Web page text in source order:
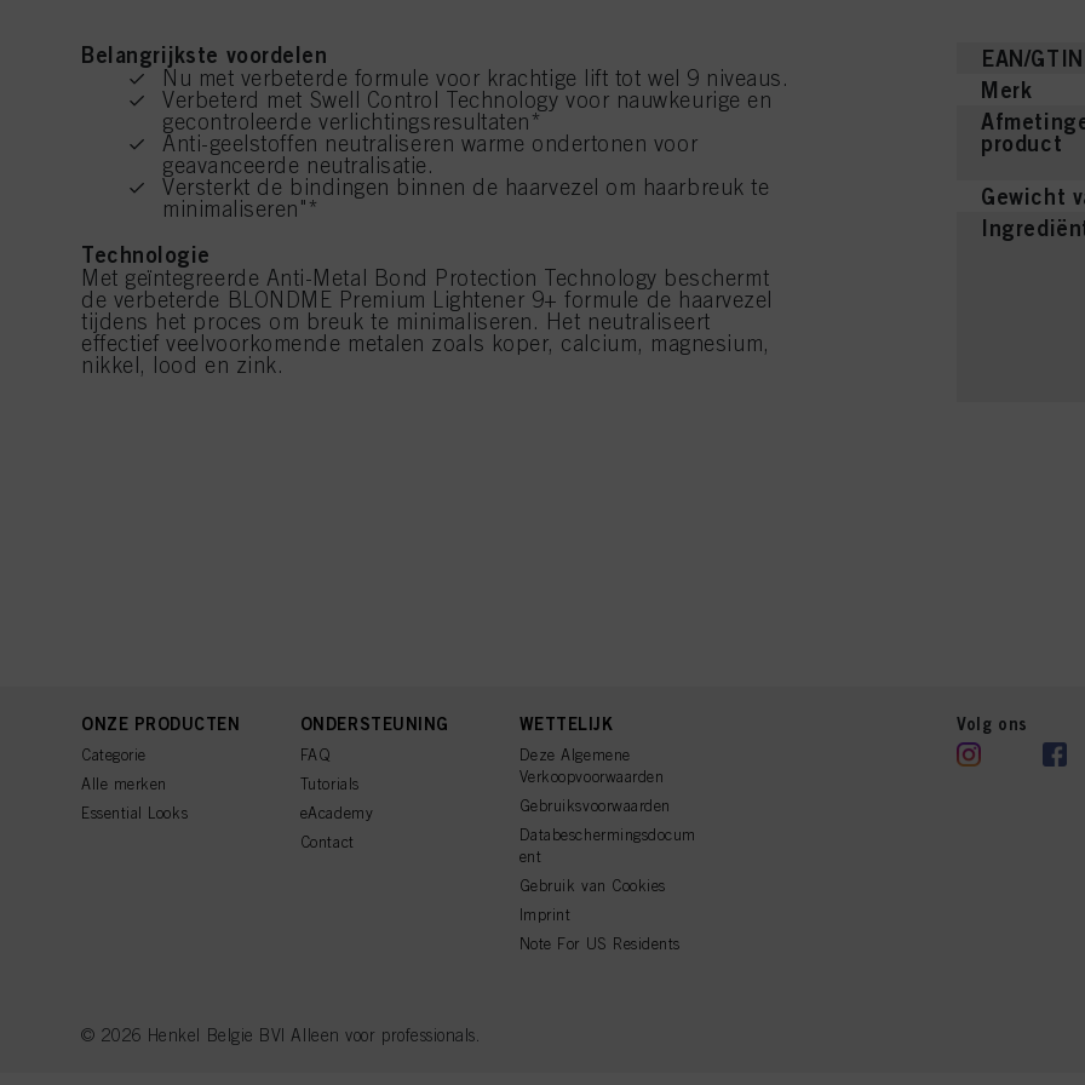
Belangrijkste voordelen
Nu met verbeterde formule voor krachtige lift tot wel 9 niveaus.
Verbeterd met Swell Control Technology voor nauwkeurige en
gecontroleerde verlichtingsresultaten*
Anti-geelstoffen neutraliseren warme ondertonen voor
geavanceerde neutralisatie.
Versterkt de bindingen binnen de haarvezel om haarbreuk te
minimaliseren"*
Technologie
Met geïntegreerde Anti-Metal Bond Protection Technology beschermt
de verbeterde BLONDME Premium Lightener 9+ formule de haarvezel
tijdens het proces om breuk te minimaliseren. Het neutraliseert
effectief veelvoorkomende metalen zoals koper, calcium, magnesium,
nikkel, lood en zink.
EAN/GTIN
Merk
product
Gewicht
ONZE PRODUCTEN
Categorie
Alle merken
Essential Looks
ONDERSTEUNING
FAQ
Tutorials
eAcademy
Contact
WETTELIJK
Deze Algemene
Verkoopvoorwaarden
Gebruiksvoorwaarden
Databeschermingsdocum
ent
Gebruik van Cookies
Imprint
Note For US Residents
Volg ons
© 2026 Henkel Belgie BV| Alleen voor professionals.